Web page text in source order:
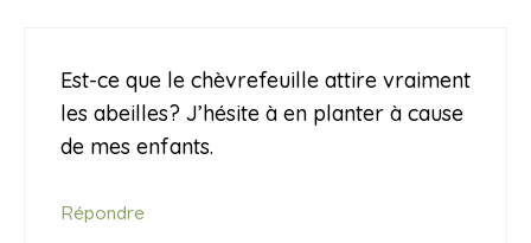
Est-ce que le chèvrefeuille attire vraiment
les abeilles? J’hésite à en planter à cause
de mes enfants.
Répondre